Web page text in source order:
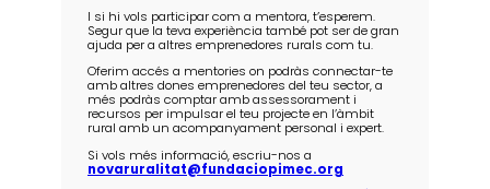
I si hi vols participar com a mentora, t’esperem.
Segur que la teva experiència també pot ser de gran
ajuda per a altres emprenedores rurals com tu.
Oferim accés a mentories on podràs connectar-te
amb altres dones emprenedores del teu sector, a
més podràs comptar amb assessorament i
recursos per impulsar el teu projecte en l’àmbit
rural amb un acompanyament personal i expert.
Si vols més informació, escriu-nos a
novaruralitat@fundaciopimec.org